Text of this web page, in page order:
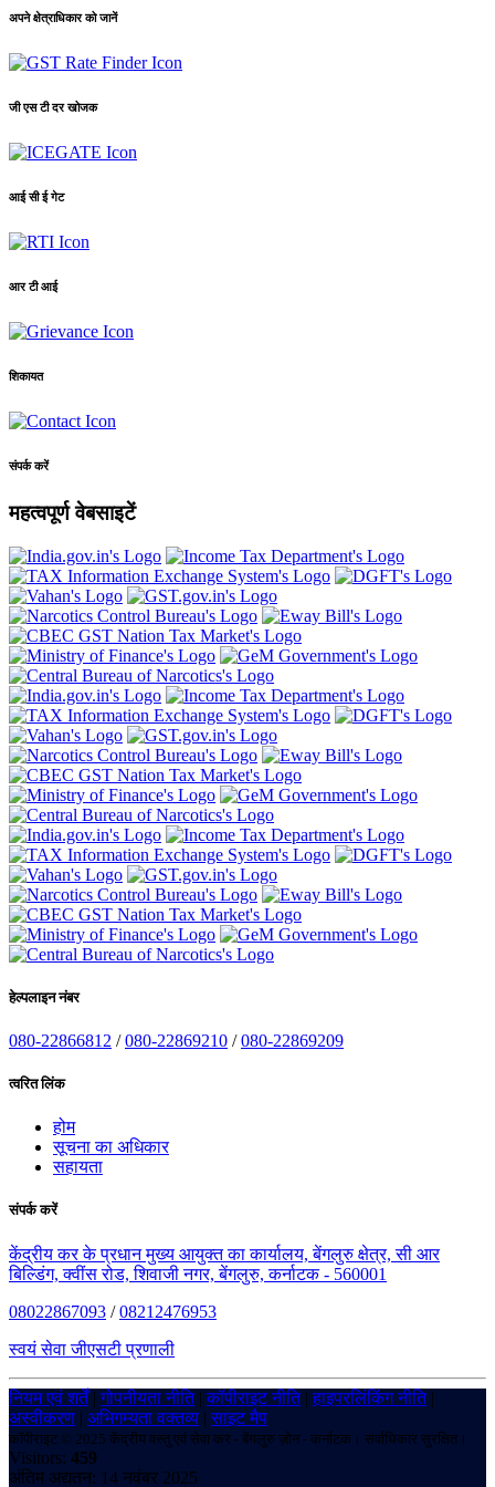
अपने क्षेत्राधिकार को जानें
जी एस टी दर खोजक
आई सी ई गेट
आर टी आई
शिकायत
संपर्क करें
महत्वपूर्ण वेबसाइटें
हेल्पलाइन नंबर
080-22866812 /080-22869210 /080-22869209
त्वरित लिंक
होम
सूचना का अधिकार
सहायता
संपर्क करें
केंद्रीय कर के प्रधान मुख्य आयुक्त का कार्यालय, बेंगलुरु क्षेत्र, सी आर
बिल्डिंग, क्वींस रोड, शिवाजी नगर, बेंगलुरु, कर्नाटक - 560001
08022867093 /08212476953
स्वयं सेवा जीएसटी प्रणाली
नियम एवं शर्तें|गोपनीयता नीति|कॉपीराइट नीति|हाइपरलिंकिंग नीति|
अस्वीकरण | अभिगम्यता वक्तव्य |साइट मैप
कॉपीराइट © 2025 केंद्रीय वस्तु एवं सेवा कर - बेंगलुरु ज़ोन - कर्नाटक। सर्वाधिकार सुरक्षित।
Visitors: 459
अंतिम अद्यतन: 14 नवंबर 2025